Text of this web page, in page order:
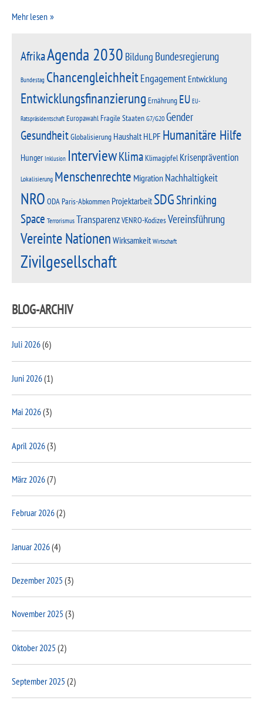
Mehr lesen
AfrikaAgenda 2030 Bildung Bundesregierung
Bundestag ChancengleichheitEngagement Entwicklung
Entwicklungsfinanzierung Ernährung EU EU-
Ratspräsidentschaft EuropawahlFragile StaatenG7/G20Gender
GesundheitGlobalisierung HaushaltHLPF Humanitäre Hilfe
Hunger Inklusion InterviewKlimaKlimagipfel Krisenprävention
Lokalisierung Menschenrechte Migration Nachhaltigkeit
NRO ODAParis-Abkommen ProjektarbeitSDGShrinking
Space TerrorismusTransparenzVENRO-KodizesVereinsführung
Vereinte Nationen Wirksamkeit Wirtschaft
Zivilgesellschaft
BLOG-ARCHIV
Juli 2026(6)
Juni 2026(1)
Mai 2026(3)
April 2026(3)
März 2026(7)
Februar 2026(2)
Januar 2026(4)
Dezember 2025 (3)
November 2025 (3)
Oktober 2025 (2)
September 2025 (2)